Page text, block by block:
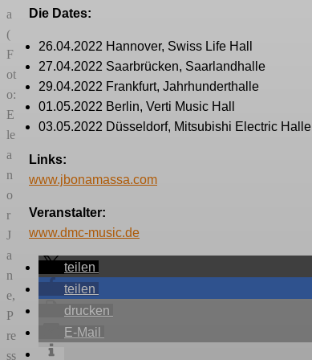
a
(
F
ot
o:
E
le
a
n
o
r
J
a
n
e,
P
re
ss
Die Dates:
26.04.2022 Hannover, Swiss Life Hall
27.04.2022 Saarbrücken, Saarlandhalle
29.04.2022 Frankfurt, Jahrhunderthalle
01.05.2022 Berlin, Verti Music Hall
03.05.2022 Düsseldorf, Mitsubishi Electric Halle
Links:
www.jbonamassa.com
Veranstalter:
www.dmc-music.de
teilen
teilen
drucken
E-Mail